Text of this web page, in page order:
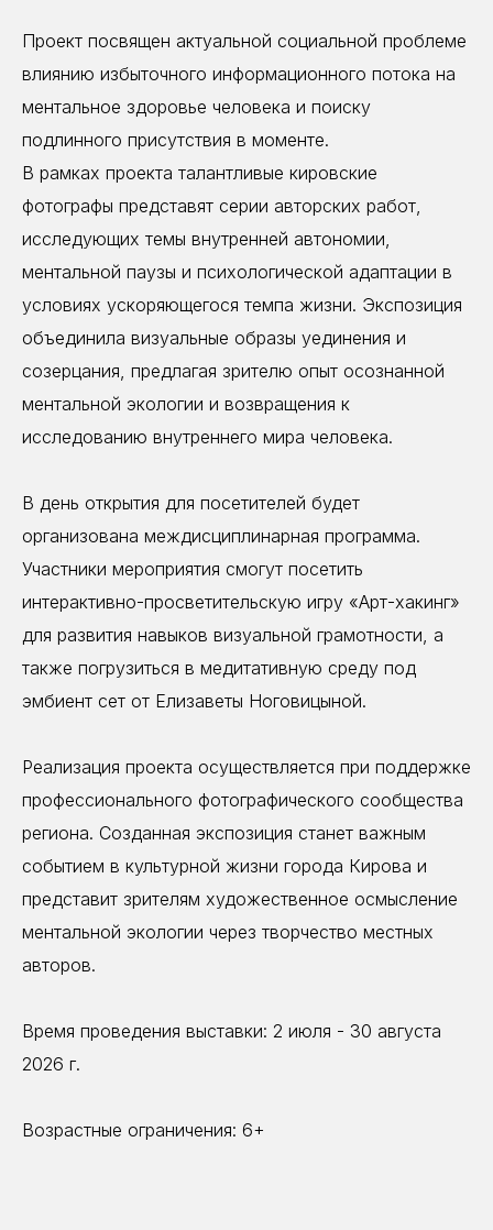
Проект посвящен актуальной социальной проблеме
влиянию избыточного информационного потока на
ментальное здоровье человека и поиску
подлинного присутствия в моменте.
В рамках проекта талантливые кировские
фотографы представят серии авторских работ,
исследующих темы внутренней автономии,
ментальной паузы и психологической адаптации в
условиях ускоряющегося темпа жизни. Экспозиция
объединила визуальные образы уединения и
созерцания, предлагая зрителю опыт осознанной
ментальной экологии и возвращения к
исследованию внутреннего мира человека.
В день открытия для посетителей будет
организована междисциплинарная программа.
Участники мероприятия смогут посетить
интерактивно-просветительскую игру «Арт-хакинг»
для развития навыков визуальной грамотности, а
также погрузиться в медитативную среду под
эмбиент сет от Елизаветы Ноговицыной.
Реализация проекта осуществляется при поддержке
профессионального фотографического сообщества
региона. Созданная экспозиция станет важным
событием в культурной жизни города Кирова и
представит зрителям художественное осмысление
ментальной экологии через творчество местных
авторов.
Время проведения выставки: 2 июля - 30 августа
2026 г.
Возрастные ограничения: 6+